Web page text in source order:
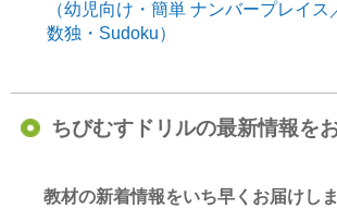
（幼児向け・簡単 ナンバープレイス
数独・Sudoku）
ちびむすドリルの最新情報を
教材の新着情報をいち早くお届けしま